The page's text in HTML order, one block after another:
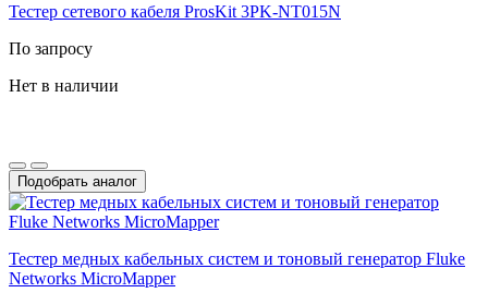
Тестер сетевого кабеля ProsKit 3PK-NT015N
По запросу
Нет в наличии
Подобрать аналог
Тестер медных кабельных систем и тоновый генератор Fluke
Networks MicroMapper